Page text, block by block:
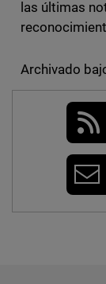
las últimas
Archivado